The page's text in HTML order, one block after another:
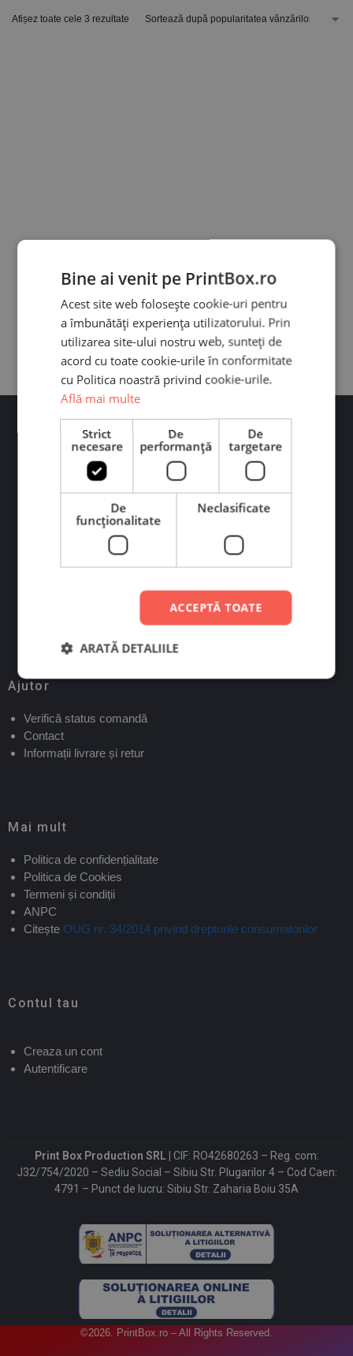
Afișez toate cele 3 rezultate
Ai întrebări?
Contactează-ne pe WhatsApp sau Messenger. Răspundem
rapid! Program: L-V 09:00-19:00
Scrie-ne pe Messenger
Ajutor
Verifică status comandă
Contact
Informații livrare și retur
Mai mult
Politica de confidențialitate
Politica de Cookies
Termeni și condiții
ANPC
Citește OUG nr. 34/2014 privind drepturile consumatorilor
Contul tau
Creaza un cont
Autentificare
Print Box Production SRL | CIF: RO42680263 – Reg. com:
J32/754/2020 – Sediu Social – Sibiu Str. Plugarilor 4 – Cod Caen:
4791 – Punct de lucru: Sibiu Str. Zaharia Boiu 35A
©2026. PrintBox.ro – All Rights Reserved.
Bine ai venit pe PrintBox.ro
Acest site web folosește cookie-uri pentru
a îmbunătăți experiența utilizatorului. Prin
utilizarea site-ului nostru web, sunteți de
acord cu toate cookie-urile în conformitate
cu Politica noastră privind cookie-urile.
Află mai multe
Strict
necesare
De
performanță
De
targetare
De
funcţionalitate
Neclasificate
ACCEPTĂ TOATE
ARATĂ DETALIILE